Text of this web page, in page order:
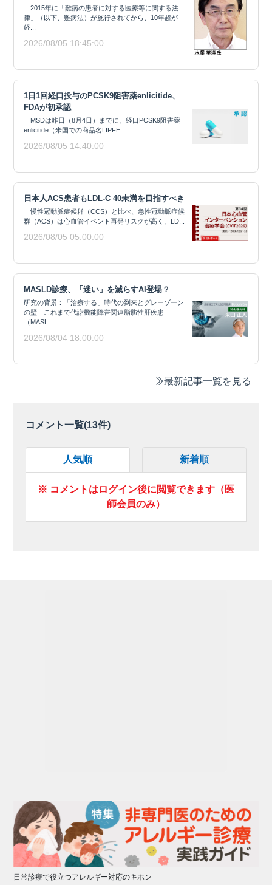
2015年に「難病の患者に対する医療等に関する法
律」（以下、難病法）が施行されてから、10年超が
経...
2026/08/05 18:45:00
1日1回経口投与のPCSK9阻害薬enlicitide、
FDAが初承認
MSDは昨日（8月4日）までに、経口PCSK9阻害薬
enlicitide（米国での商品名LIPFE...
2026/08/05 14:40:00
日本人ACS患者もLDL-C 40未満を目指すべき
慢性冠動脈症候群（CCS）と比べ、急性冠動脈症候
群（ACS）は心血管イベント再発リスクが高く、LD...
2026/08/05 05:00:00
MASLD診療、「迷い」を減らすAI登場？
研究の背景：「治療する」時代の到来とグレーゾーン
の壁 これまで代謝機能障害関連脂肪性肝疾患
（MASL...
2026/08/04 18:00:00
最新記事一覧を見る
コメント一覧(13件)
人気順 新着順
※ コメントはログイン後に閲覧できます（医
師会員のみ）
日常診療で役立つアレルギー対応のキホン